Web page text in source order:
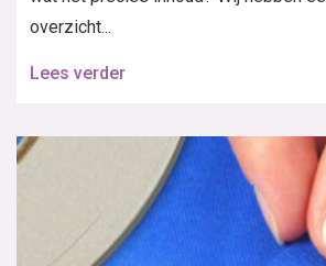
overzicht...
Lees verder